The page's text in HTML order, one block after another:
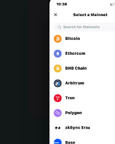
Português (Portugal)
Bahasa Indonesia